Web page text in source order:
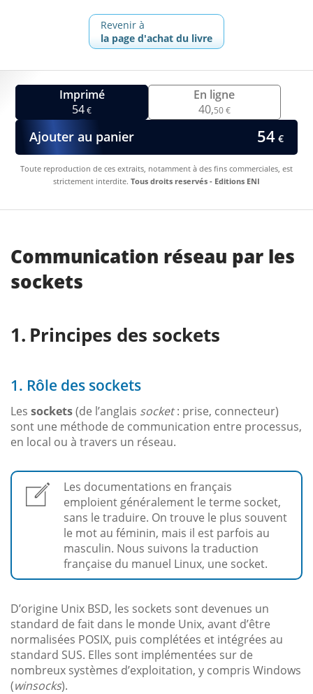
Revenir à
la page d'achat du livre
Imprimé
54€
En ligne
40,50 €
Ajouter au panier 54€
Toute reproduction de ces extraits, notamment à des fins commerciales, est
strictement interdite. Tous droits reservés - Editions ENI
Communication réseau par les
sockets
Principes des sockets
1. Rôle des sockets
Les sockets(de l’anglais socket: prise, connecteur)
sont une méthode de communication entre processus,
en local ou à travers un réseau.
Les documentations en français
emploient généralement le terme socket,
sans le traduire. On trouve le plus souvent
le mot au féminin, mais il est parfois au
masculin. Nous suivons la traduction
française du manuel Linux, une socket.
D’origine Unix BSD, les sockets sont devenues un
standard de fait dans le monde Unix, avant d’être
normalisées POSIX, puis complétées et intégrées au
standard SUS. Elles sont implémentées sur de
nombreux systèmes d’exploitation, y compris Windows
(winsocks).